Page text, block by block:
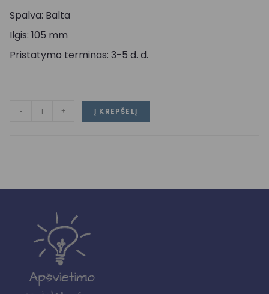
Spalva: Balta
Ilgis: 105 mm
Pristatymo terminas: 3-5 d. d.
- + Į KREPŠELĮ